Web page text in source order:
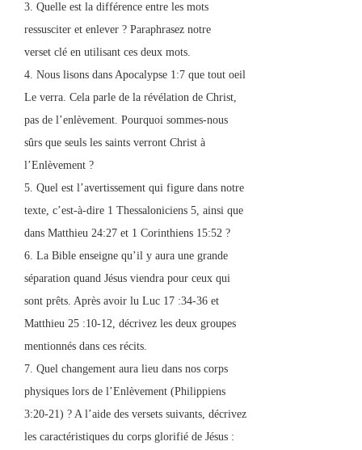
3. Quelle est la différence entre les mots
ressusciter et enlever ? Paraphrasez notre
verset clé en utilisant ces deux mots.
4. Nous lisons dans Apocalypse 1:7 que tout oeil
Le verra. Cela parle de la révélation de Christ,
pas de l’enlèvement. Pourquoi sommes-nous
sûrs que seuls les saints verront Christ à
l’Enlèvement ?
5. Quel est l’avertissement qui figure dans notre
texte, c’est-à-dire 1 Thessaloniciens 5, ainsi que
dans Matthieu 24:27 et 1 Corinthiens 15:52 ?
6. La Bible enseigne qu’il y aura une grande
séparation quand Jésus viendra pour ceux qui
sont prêts. Après avoir lu Luc 17 :34-36 et
Matthieu 25 :10-12, décrivez les deux groupes
mentionnés dans ces récits.
7. Quel changement aura lieu dans nos corps
physiques lors de l’Enlèvement (Philippiens
3:20-21) ? A l’aide des versets suivants, décrivez
les caractéristiques du corps glorifié de Jésus :